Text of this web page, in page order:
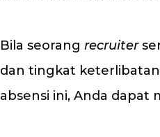
Bila seorang recruiter
dan tingkat
absensi ini, Anda dapat